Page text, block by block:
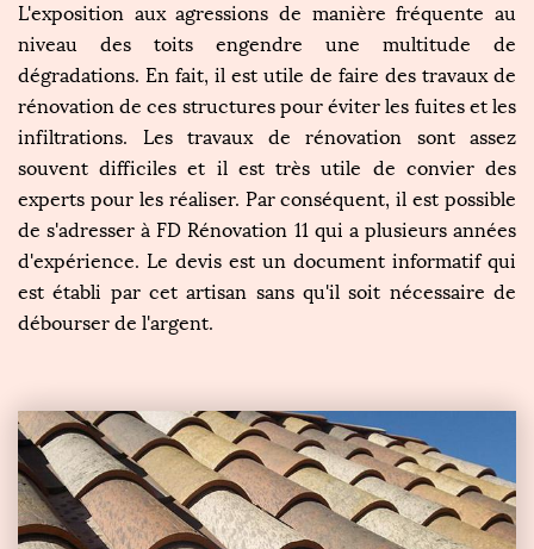
L'exposition aux agressions de manière fréquente au
niveau des toits engendre une multitude de
dégradations. En fait, il est utile de faire des travaux de
rénovation de ces structures pour éviter les fuites et les
infiltrations. Les travaux de rénovation sont assez
souvent difficiles et il est très utile de convier des
experts pour les réaliser. Par conséquent, il est possible
de s'adresser à FD Rénovation 11 qui a plusieurs années
d'expérience. Le devis est un document informatif qui
est établi par cet artisan sans qu'il soit nécessaire de
débourser de l'argent.